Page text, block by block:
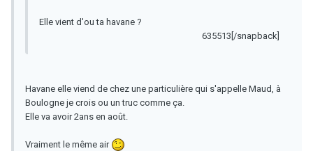
Elle vient d'ou ta havane ?
635513[/snapback]
Havane elle viend de chez une particulière qui s'appelle Maud, à
Boulogne je crois ou un truc comme ça.
Elle va avoir 2ans en août.
Vraiment le même air